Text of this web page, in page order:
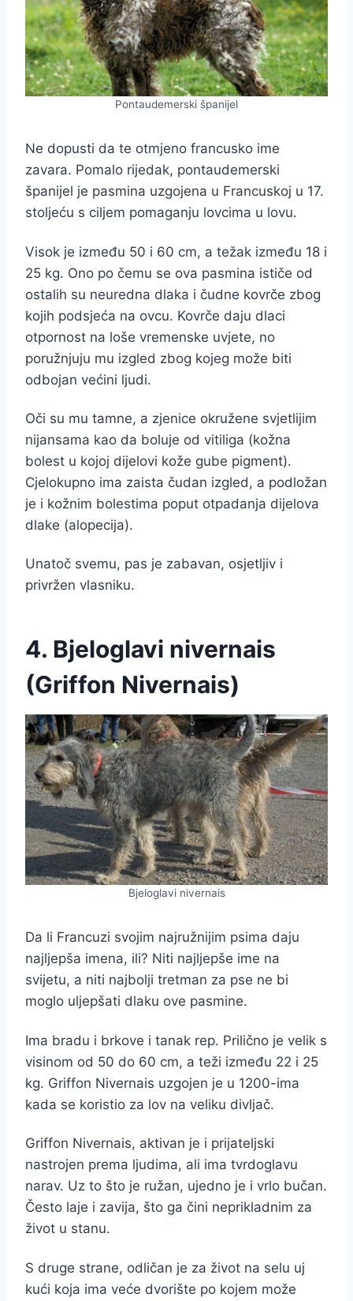
Pontaudemerski španijel
Ne dopusti da te otmjeno francusko ime
zavara. Pomalo rijedak, pontaudemerski
španijel je pasmina uzgojena u Francuskoj u 17.
stoljeću s ciljem pomaganju lovcima u lovu.
Visok je između 50 i 60 cm, a težak između 18 i
25 kg. Ono po čemu se ova pasmina ističe od
ostalih su neuredna dlaka i čudne kovrče zbog
kojih podsjeća na ovcu. Kovrče daju dlaci
otpornost na loše vremenske uvjete, no
poružnjuju mu izgled zbog kojeg može biti
odbojan većini ljudi.
Oči su mu tamne, a zjenice okružene svjetlijim
nijansama kao da boluje od vitiliga (kožna
bolest u kojoj dijelovi kože gube pigment).
Cjelokupno ima zaista čudan izgled, a podložan
je i kožnim bolestima poput otpadanja dijelova
dlake (alopecija).
Unatoč svemu, pas je zabavan, osjetljiv i
privržen vlasniku.
4. Bjeloglavi nivernais
(Griffon Nivernais)
Bjeloglavi nivernais
Da li Francuzi svojim najružnijim psima daju
najljepša imena, ili? Niti najljepše ime na
svijetu, a niti najbolji tretman za pse ne bi
moglo uljepšati dlaku ove pasmine.
Ima bradu i brkove i tanak rep. Prilično je velik s
visinom od 50 do 60 cm, a teži između 22 i 25
kg. Griffon Nivernais uzgojen je u 1200-ima
kada se koristio za lov na veliku divljač.
Griffon Nivernais, aktivan je i prijateljski
nastrojen prema ljudima, ali ima tvrdoglavu
narav. Uz to što je ružan, ujedno je i vrlo bučan.
Često laje i zavija, što ga čini neprikladnim za
život u stanu.
S druge strane, odličan je za život na selu uj
kući koja ima veće dvorište po kojem može